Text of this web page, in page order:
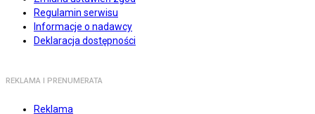
Regulamin serwisu
Informacje o nadawcy
Deklaracja dostępności
REKLAMA I PRENUMERATA
Reklama